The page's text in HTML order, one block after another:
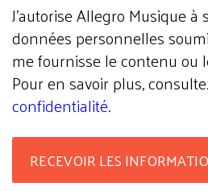
J'autorise Allegro Musique
données personnelles
me fournisse le contenu ou
Pour en savoir plus,
confidentialité.